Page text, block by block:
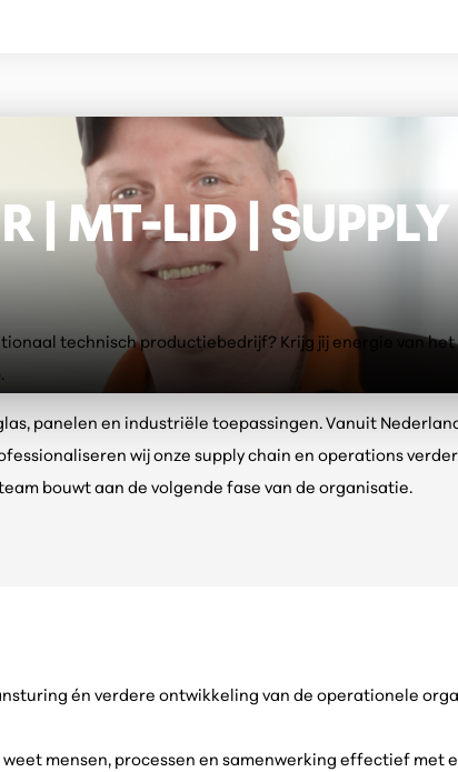
| MT-LID |
technisch productiebedrijf? Krijg jij energie van
panelen en industriële toepassingen. Vanuit
wij onze supply chain en operations
bouwt aan de volgende fase van de organisatie.
én verdere ontwikkeling van de operationele
mensen, processen en samenwerking effectief met